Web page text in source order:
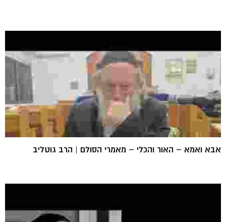
אבא ואמא – האור והכלי – מאמרי הסולם | הרב גוטליב